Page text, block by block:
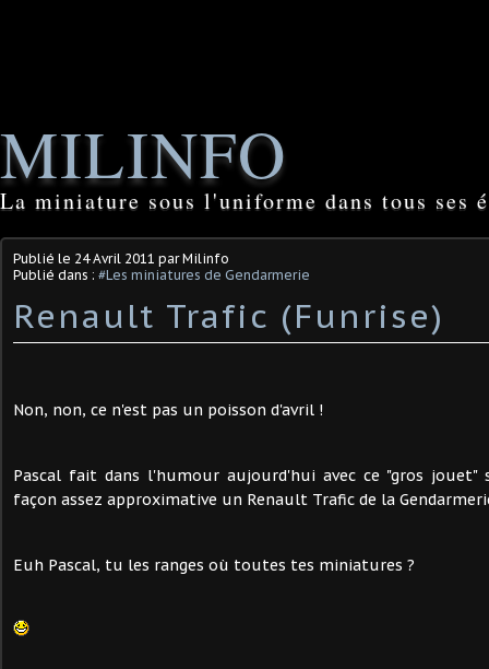
MILINFO
La miniature sous l'uniforme dans tous ses
Publié le 24 Avril 2011 par Milinfo
Publié dans : #Les miniatures de Gendarmerie
Renault Trafic (Funrise)
Non, non, ce n'est pas un poisson d'avril !
Pascal fait dans l'humour aujourd'hui avec ce "gros jouet"
façon assez approximative un Renault Trafic de la
Euh Pascal, tu les ranges où toutes tes miniatures ?